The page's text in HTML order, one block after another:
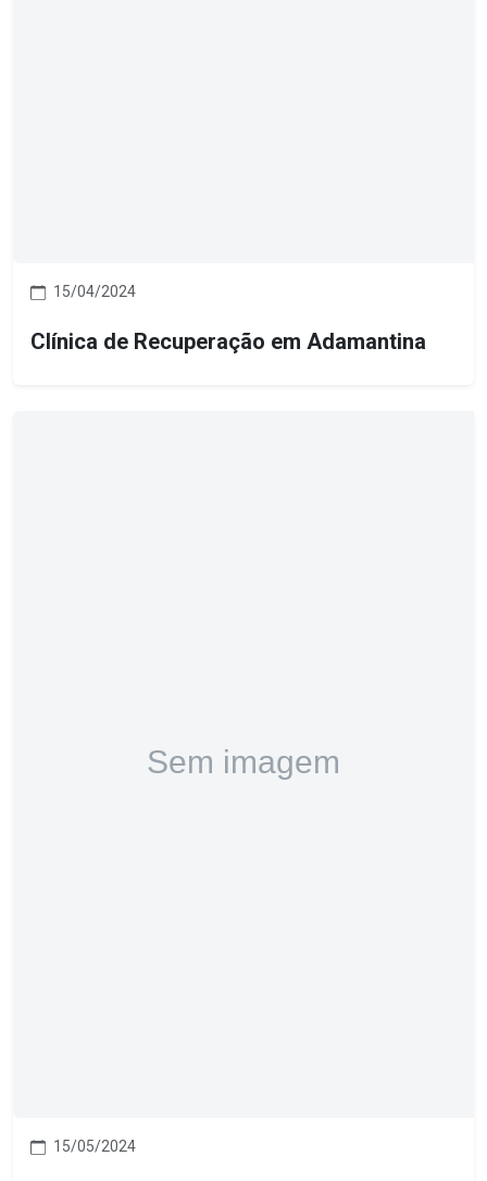
15/04/2024
Clínica de Recuperação em Adamantina
15/05/2024